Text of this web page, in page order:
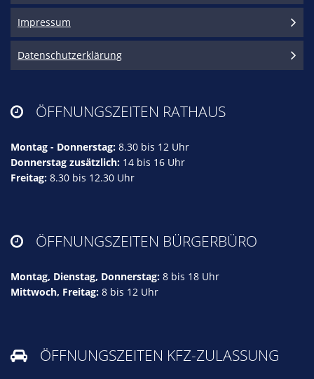
Impressum
Datenschutzerklärung
 ÖFFNUNGSZEITEN RATHAUS
Montag - Donnerstag: 8.30 bis 12 Uhr
Donnerstag zusätzlich: 14 bis 16 Uhr
Freitag: 8.30 bis 12.30 Uhr
 ÖFFNUNGSZEITEN BÜRGERBÜRO
Montag, Dienstag, Donnerstag: 8 bis 18 Uhr
Mittwoch, Freitag: 8 bis 12 Uhr
 ÖFFNUNGSZEITEN KFZ-ZULASSUNG